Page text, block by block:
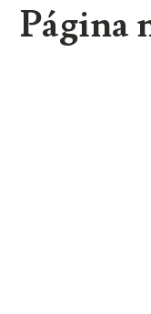
Página